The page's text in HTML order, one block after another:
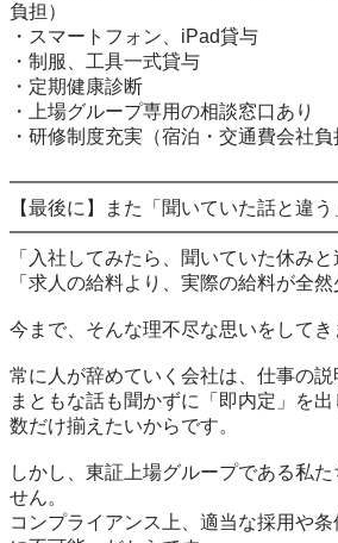
負担）
・スマートフォン、iPad貸与
・制服、工具一式貸与
・定期健康診断
・上場グループ専用の相談窓口あり
・研修制度充実（宿泊・交通費会社負
【最後に】また「聞いていた話と違
「入社してみたら、聞いていた休みと
「求人の給料より、実際の給料が全然
今まで、そんな理不尽な思いをしてき
常に人が辞めていく会社は、仕事の説
まともな話も聞かずに「即内定」を
数だけ揃えたいからです。
しかし、東証上場グループである私
せん。
コンプライアンス上、適当な採用や